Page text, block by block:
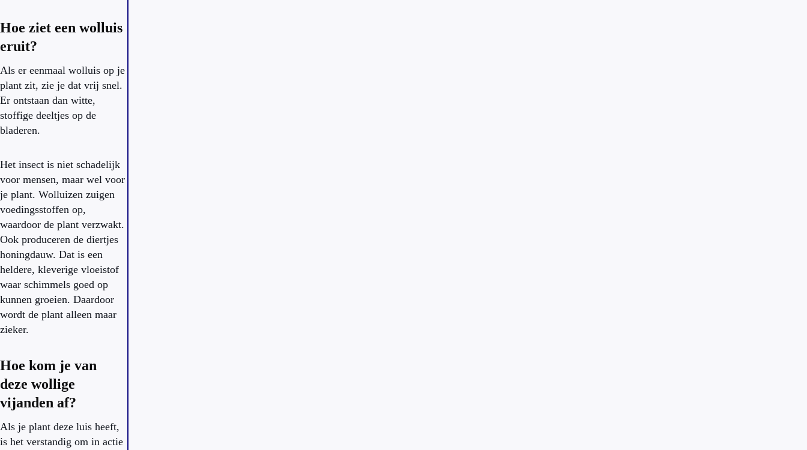
Hoe ziet een wolluis
eruit?
Als er eenmaal wolluis op je
plant zit, zie je dat vrij snel.
Er ontstaan dan witte,
stoffige deeltjes op de
bladeren.
Het insect is niet schadelijk
voor mensen, maar wel voor
je plant. Wolluizen zuigen
voedingsstoffen op,
waardoor de plant verzwakt.
Ook produceren de diertjes
honingdauw. Dat is een
heldere, kleverige vloeistof
waar schimmels goed op
kunnen groeien. Daardoor
wordt de plant alleen maar
zieker.
Hoe kom je van
deze wollige
vijanden af?
Als je plant deze luis heeft,
is het verstandig om in actie